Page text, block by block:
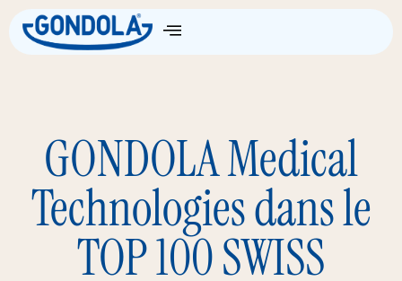
GONDOLA Medical
Technologies dans le
TOP 100 SWISS